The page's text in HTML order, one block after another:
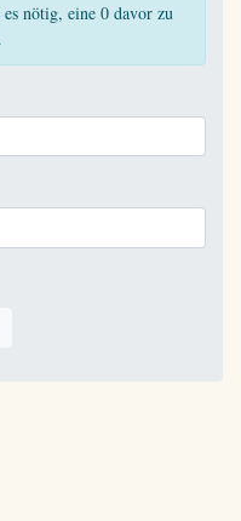
nötig, eine 0 davor zu